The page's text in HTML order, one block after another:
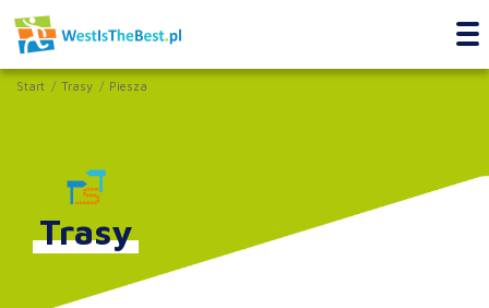
Start Trasy Piesza
Trasy